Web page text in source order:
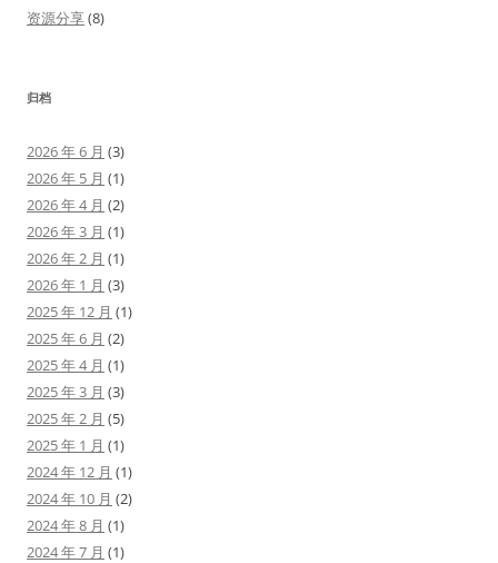
资源分享(8)
归档
2026 年 6 月 (3)
2026 年 5 月 (1)
2026 年 4 月 (2)
2026 年 3 月 (1)
2026 年 2 月 (1)
2026 年 1 月 (3)
2025 年 12 月 (1)
2025 年 6 月 (2)
2025 年 4 月 (1)
2025 年 3 月 (3)
2025 年 2 月 (5)
2025 年 1 月 (1)
2024 年 12 月 (1)
2024 年 10 月 (2)
2024 年 8 月 (1)
2024 年 7 月 (1)